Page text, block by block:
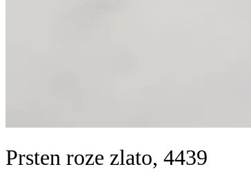
Prsten roze zlato, 4439